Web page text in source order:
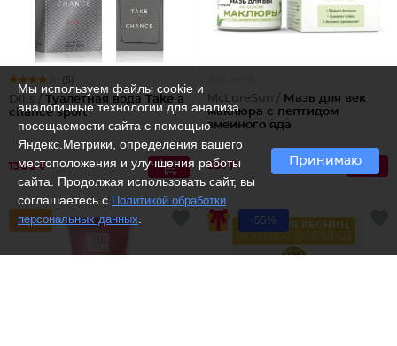
(5)
Dilis / Туалетная вода Take a
chance sport
1380 ₽
McLureSun / Мазь для век
маклюра с пептидом
змеиного яда
531 ₽
-55%
Мы используем файлы cookie и
аналогичные технологии для анализа
посещаемости сайта с помощью
Яндекс.Метрики, определения вашего
местоположения и улучшения работы
сайта. Продолжая использовать сайт, вы
соглашаетесь с Политикой обработки
персональных данных
Принимаю